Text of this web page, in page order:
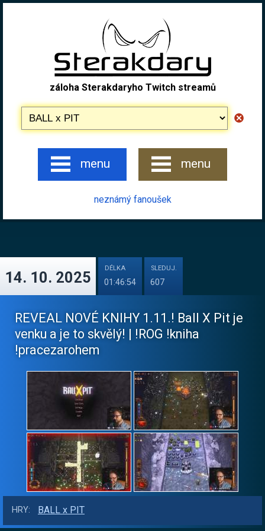
záloha Sterakdaryho Twitch streamů
menu menu
neznámý fanoušek
14. 10. 2025
DÉLKA
01:46:54
SLEDUJ.
607
REVEAL NOVÉ KNIHY 1.11.! Ball X Pit je
venku a je to skvělý! | !ROG !kniha
!pracezarohem
HRY: BALL x PIT